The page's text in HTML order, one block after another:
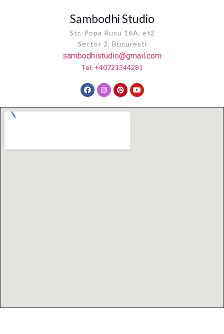
Sambodhi Studio
Str. Popa Rusu 16A, et2
Sector 2, Bucuresti
sambodhistudio@gmail.com
Tel: +40721344281